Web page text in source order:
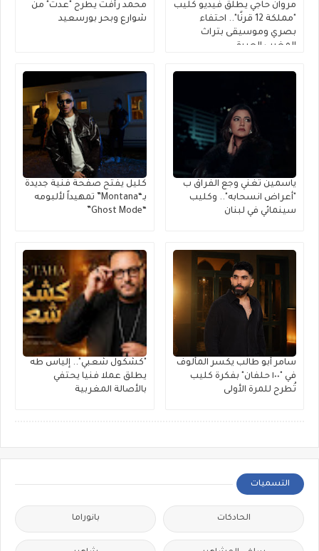
مروان حاجي يطلق فيديو كليب
"مملكة 12 قرنًا".. احتفاء
بصري وموسيقى بتراث
المغرب العريق
محمد رأفت يطرح "عدت" من
شوارع وبحر بورسعيد
ياسمين تغني وجع الفراق ب
"أعراض انسحابه".. وكليب
سينمائي في لبنان
كليل يفتح صفحة فنية جديدة
بـ“Montana” تمهيداً لألبومه
“Ghost Mode”
سامر أبو طالب يكسر المألوف
في "١٠٠ حلفان" بفكرة كليب
تُطرح للمرة الأولى
"كشكول شعبي".. إلياس طه
يطلق عملا فنيا يحتفي
بالأصالة المغربية
التسميات
الحادكات بانوراما